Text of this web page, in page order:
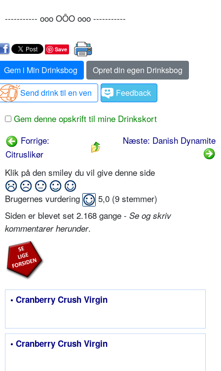
----------- ooo OÔO ooo -----------
Save
Gem i Min Drinksbog
Opret din egen Drinksbog
Send drink til en ven
Feedback
Gem denne opskrift til mine Drinkskort
Forrige:
Citruslikør
Næste: Danish Dynamite
Klik på den smiley du vil give denne side
Brugernes vurdering 5,0 (9 stemmer)
Siden er blevet set 2.168 gange - Se og skriv
kommentarer herunder.
• Cranberry Crush Virgin
• Cranberry Crush Virgin